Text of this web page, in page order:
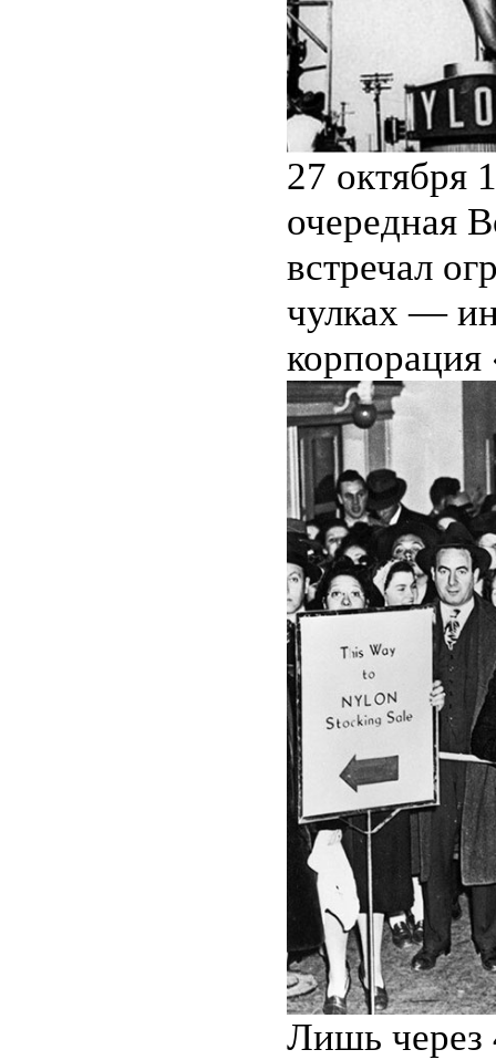
27 октября
очередная
встречал
чулках —
корпорация
Лишь через